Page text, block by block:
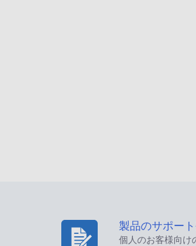
製品のサポー
個人のお客様向け